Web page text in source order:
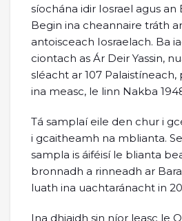
síochána idir Iosrael agus an
Begin ina cheannaire tráth
antoisceach Iosraelach. Ba
ciontach as Ár Deir Yassin,
sléacht ar 107 Palaistíneach,
ina measc, le linn Nakba
Tá samplaí eile den chur i
i gcaitheamh na mblianta.
sampla is áiféisí le blianta
bronnadh a rinneadh ar
luath ina uachtaránacht in
Ina dhiaidh sin níor leasc le